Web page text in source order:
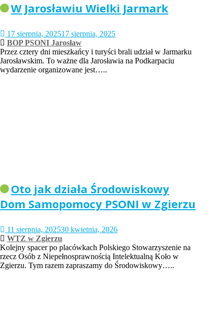
W Jarosławiu Wielki Jarmark
17 sierpnia, 202517 sierpnia, 2025
BOP PSONI Jarosław
Przez cztery dni mieszkańcy i turyści brali udział w Jarmarku
Jarosławskim. To ważne dla Jarosławia na Podkarpaciu
wydarzenie organizowane jest…..
Oto jak działa Środowiskowy
Dom Samopomocy PSONI w Zgierzu
11 sierpnia, 202530 kwietnia, 2026
WTZ w Zgierzu
Kolejny spacer po placówkach Polskiego Stowarzyszenie na
rzecz Osób z Niepełnosprawnością Intelektualną Koło w
Zgierzu. Tym razem zapraszamy do Środowiskowy…..